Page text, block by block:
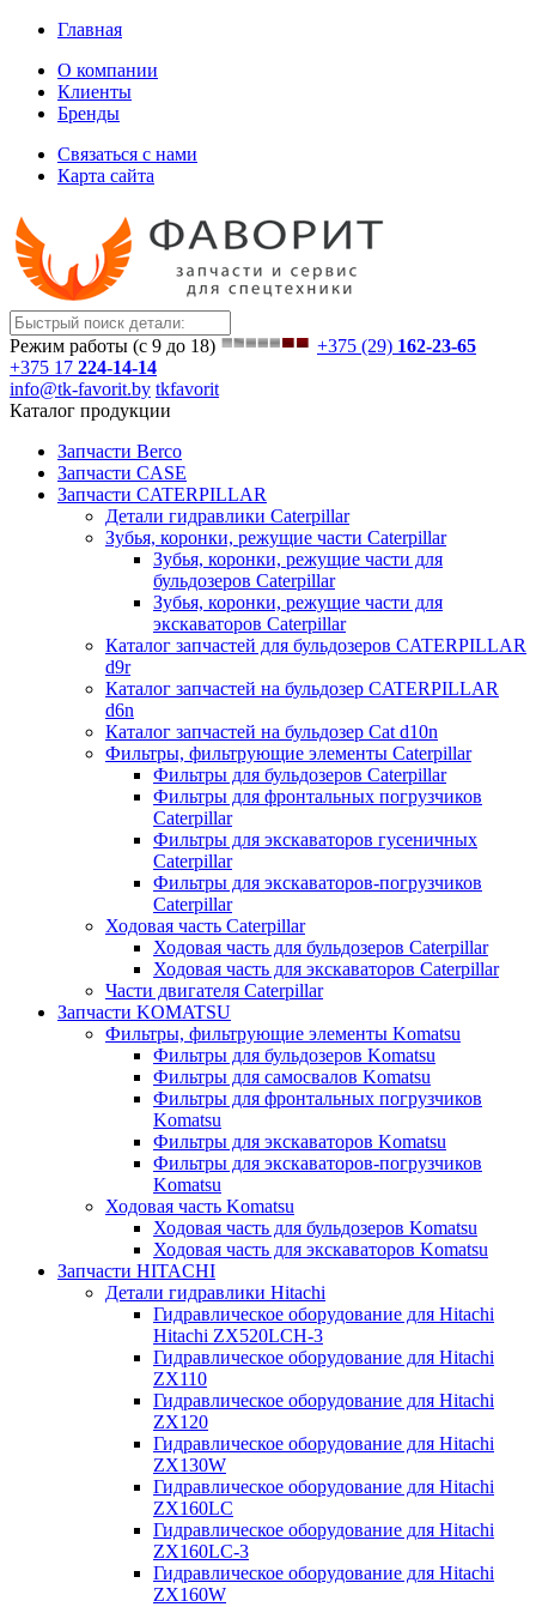
Главная
О компании
Клиенты
Бренды
Связаться с нами
Карта сайта
Режим работы (с 9 до 18) +375 (29) 162-23-65
+375 17 224-14-14
info@tk-favorit.by tkfavorit
Каталог продукции
Запчасти Berco
Запчасти CASE
Запчасти CATERPILLAR
Детали гидравлики Caterpillar
Зубья, коронки, режущие части Caterpillar
Зубья, коронки, режущие части для
бульдозеров Caterpillar
Зубья, коронки, режущие части для
экскаваторов Caterpillar
Каталог запчастей для бульдозеров CATERPILLAR
d9r
Каталог запчастей на бульдозер CATERPILLAR
d6n
Каталог запчастей на бульдозер Сat d10n
Фильтры, фильтрующие элементы Caterpillar
Фильтры для бульдозеров Caterpillar
Фильтры для фронтальных погрузчиков
Caterpillar
Фильтры для экскаваторов гусеничных
Caterpillar
Фильтры для экскаваторов-погрузчиков
Caterpillar
Ходовая часть Caterpillar
Ходовая часть для бульдозеров Caterpillar
Ходовая часть для экскаваторов Caterpillar
Части двигателя Caterpillar
Запчасти KOMATSU
Фильтры, фильтрующие элементы Komatsu
Фильтры для бульдозеров Komatsu
Фильтры для самосвалов Komatsu
Фильтры для фронтальных погрузчиков
Komatsu
Фильтры для экскаваторов Komatsu
Фильтры для экскаваторов-погрузчиков
Komatsu
Ходовая часть Komatsu
Ходовая часть для бульдозеров Komatsu
Ходовая часть для экскаваторов Komatsu
Запчасти HITACHI
Детали гидравлики Hitachi
Гидравлическое оборудование для Hitachi
Hitachi ZX520LCH-3
Гидравлическое оборудование для Hitachi
ZX110
Гидравлическое оборудование для Hitachi
ZX120
Гидравлическое оборудование для Hitachi
ZX130W
Гидравлическое оборудование для Hitachi
ZX160LC
Гидравлическое оборудование для Hitachi
ZX160LC-3
Гидравлическое оборудование для Hitachi
ZX160W